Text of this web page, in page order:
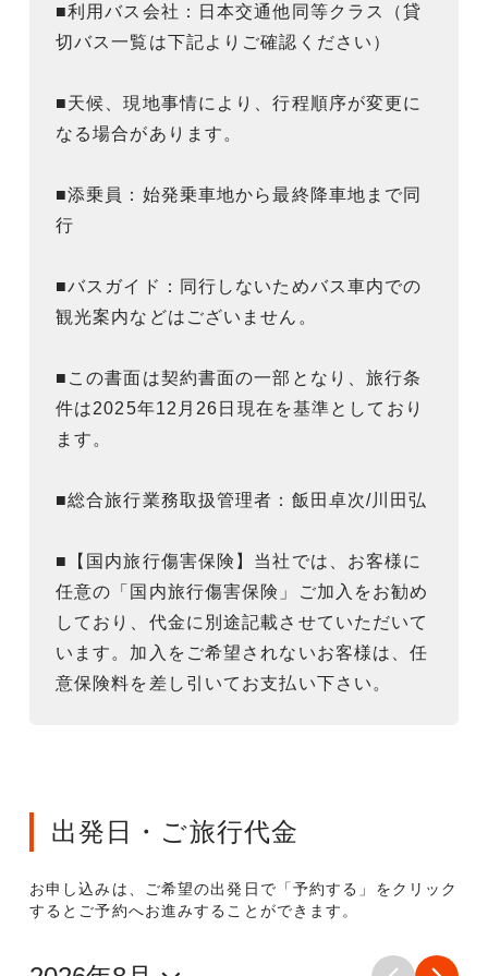
■利用バス会社：日本交通他同等クラス（貸
切バス一覧は下記よりご確認ください）
■天候、現地事情により、行程順序が変更に
なる場合があります。
■添乗員：始発乗車地から最終降車地まで同
行
■バスガイド：同行しないためバス車内での
観光案内などはございません。
■この書面は契約書面の一部となり、旅行条
件は2025年12月26日現在を基準としており
ます。
■総合旅行業務取扱管理者：飯田卓次/川田弘
■【国内旅行傷害保険】当社では、お客様に
任意の「国内旅行傷害保険」ご加入をお勧め
しており、代金に別途記載させていただいて
います。加入をご希望されないお客様は、任
意保険料を差し引いてお支払い下さい。
出発日・ご旅行代金
お申し込みは、ご希望の出発日で「予約する」をクリック
するとご予約へお進みすることができます。